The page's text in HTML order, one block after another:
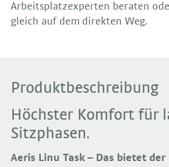
Arbeitsplatzexperten beraten
gleich auf dem direkten Weg.
Produktbeschreibung
Höchster Komfort für
Sitzphasen.
Aeris Linu Task – Das bietet